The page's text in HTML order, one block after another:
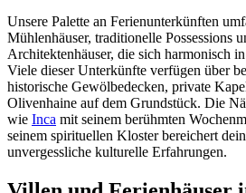
Unsere Palette an Ferienunterkünften
Mühlenhäuser, traditionelle Possessions
Architektenhäuser, die sich harmonisch
Viele dieser Unterkünfte verfügen über
historische Gewölbedecken, private
Olivenhaine auf dem Grundstück. Die
wie Inca mit seinem berühmten
seinem spirituellen Kloster bereichert
unvergessliche kulturelle Erfahrungen.